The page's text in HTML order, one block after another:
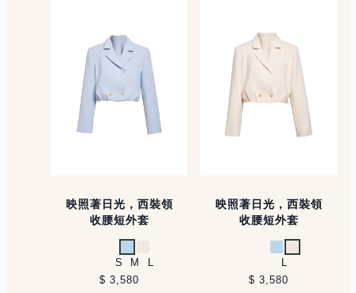
映照著日光，西裝領
收腰短外套
淺藍
S M
L
$ 3,580
映照著日光，西裝領
收腰短外套
淺藍米白
L
$ 3,580